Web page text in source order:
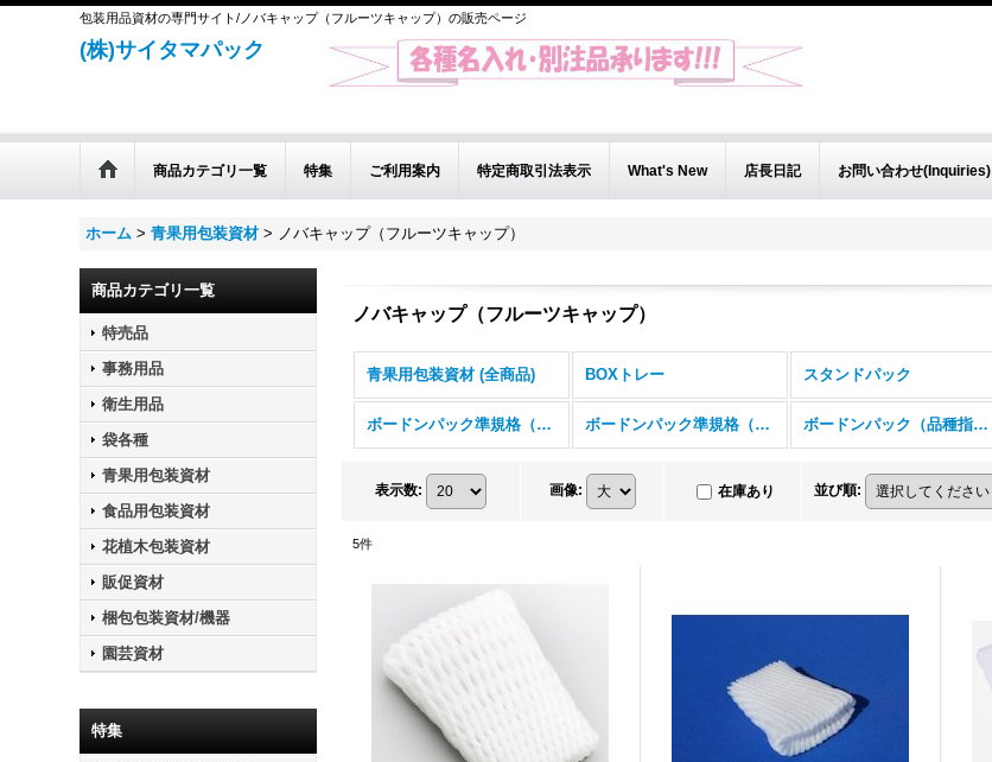
包装用品資材の専門サイト/ノバキャップ（フルーツキャップ）の販売ページ
(株)サイタマパック
商品カテゴリ一覧 特集 ご利用案内 特定商取引法表示 What's New 店長日記 お問い合わせ(Inquiries)
ホーム > 青果用包装資材 > ノバキャップ（フルーツキャップ）
商品カテゴリ一覧
特売品
事務用品
衛生用品
袋各種
青果用包装資材
食品用包装資材
花植木包装資材
販促資材
梱包包装資材/機器
園芸資材
特集
ノバキャップ（フルーツキャップ）
青果用包装資材 (全商品) BOXトレー スタンドパック
ボードンパック準規格（厚0.02） ボードンパック準規格（厚0.025） ボードンパック（品種指定）
表示数: 画像: 在庫あり 並び順:
5件